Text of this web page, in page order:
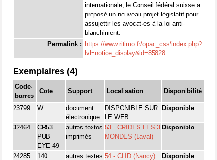
internationale, le Conseil fédéral suisse a
proposé un nouveau projet législatif pour
assujettir les avocat·es à la loi anti-
blanchiment.
Permalink : https://www.ritimo.fr/opac_css/index.php?
lvl=notice_display&id=85828
Exemplaires (4)
Code-
barres
Cote Support Localisation Disponibilité
23799 W
document
électronique
DISPONIBLE SUR
LE WEB
Disponible
32464
CR53
PUB
EYE 49
autres textes
imprimés
53 - CRIDES LES 3
MONDES (Laval)
Disponible
24285 140
autres textes 54 - CLID (Nancy) Disponible